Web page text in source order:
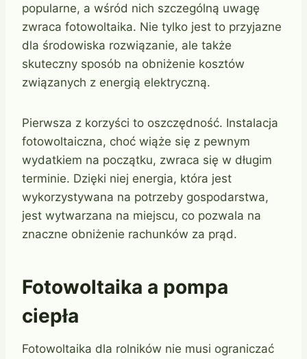
popularne, a wśród nich szczególną uwagę
zwraca fotowoltaika. Nie tylko jest to przyjazne
dla środowiska rozwiązanie, ale także
skuteczny sposób na obniżenie kosztów
związanych z energią elektryczną.
Pierwsza z korzyści to oszczędność. Instalacja
fotowoltaiczna, choć wiąże się z pewnym
wydatkiem na początku, zwraca się w długim
terminie. Dzięki niej energia, która jest
wykorzystywana na potrzeby gospodarstwa,
jest wytwarzana na miejscu, co pozwala na
znaczne obniżenie rachunków za prąd.
Fotowoltaika a pompa
ciepła
Fotowoltaika dla rolników nie musi ograniczać